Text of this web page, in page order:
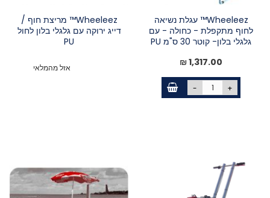
Wheeleez™ עגלת נשיאה
לחוף מתקפלת - כחולה - עם
גלגלי בלון- קוטר 30 ס"מ PU
1,317.00 ₪
- +
Wheeleez™ מריצת חוף /
דייג ירוקה עם גלגלי בלון לחול
PU
אזל מהמלאי